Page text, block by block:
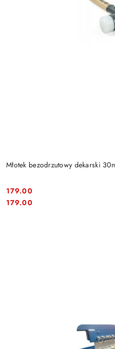
Młotek bezodrzutowy dekarski
Cena:
179.00
Cena:
179.00